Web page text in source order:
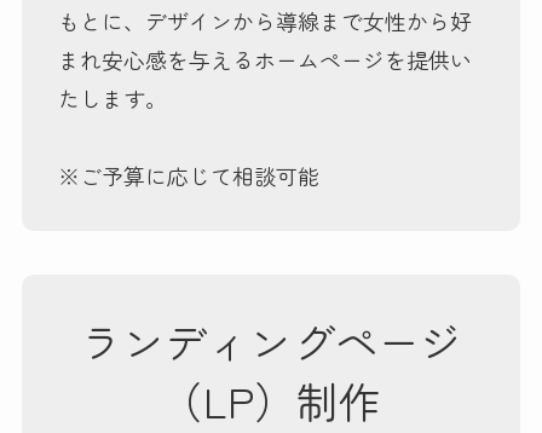
もとに、デザインから導線まで女性から好
まれ安心感を与えるホームページを提供い
たします。
※ご予算に応じて相談可能
ランディングページ
（LP）制作